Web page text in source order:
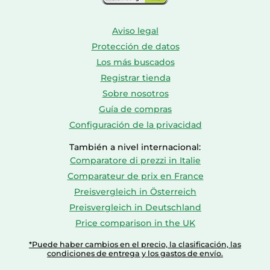
Aviso legal
Protección de datos
Los más buscados
Registrar tienda
Sobre nosotros
Guía de compras
Configuración de la privacidad
También a nivel internacional:
Comparatore di prezzi in Italie
Comparateur de prix en France
Preisvergleich in Österreich
Preisvergleich in Deutschland
Price comparison in the UK
*Puede haber cambios en el precio, la clasificación, las
condiciones de entrega y los gastos de envío.